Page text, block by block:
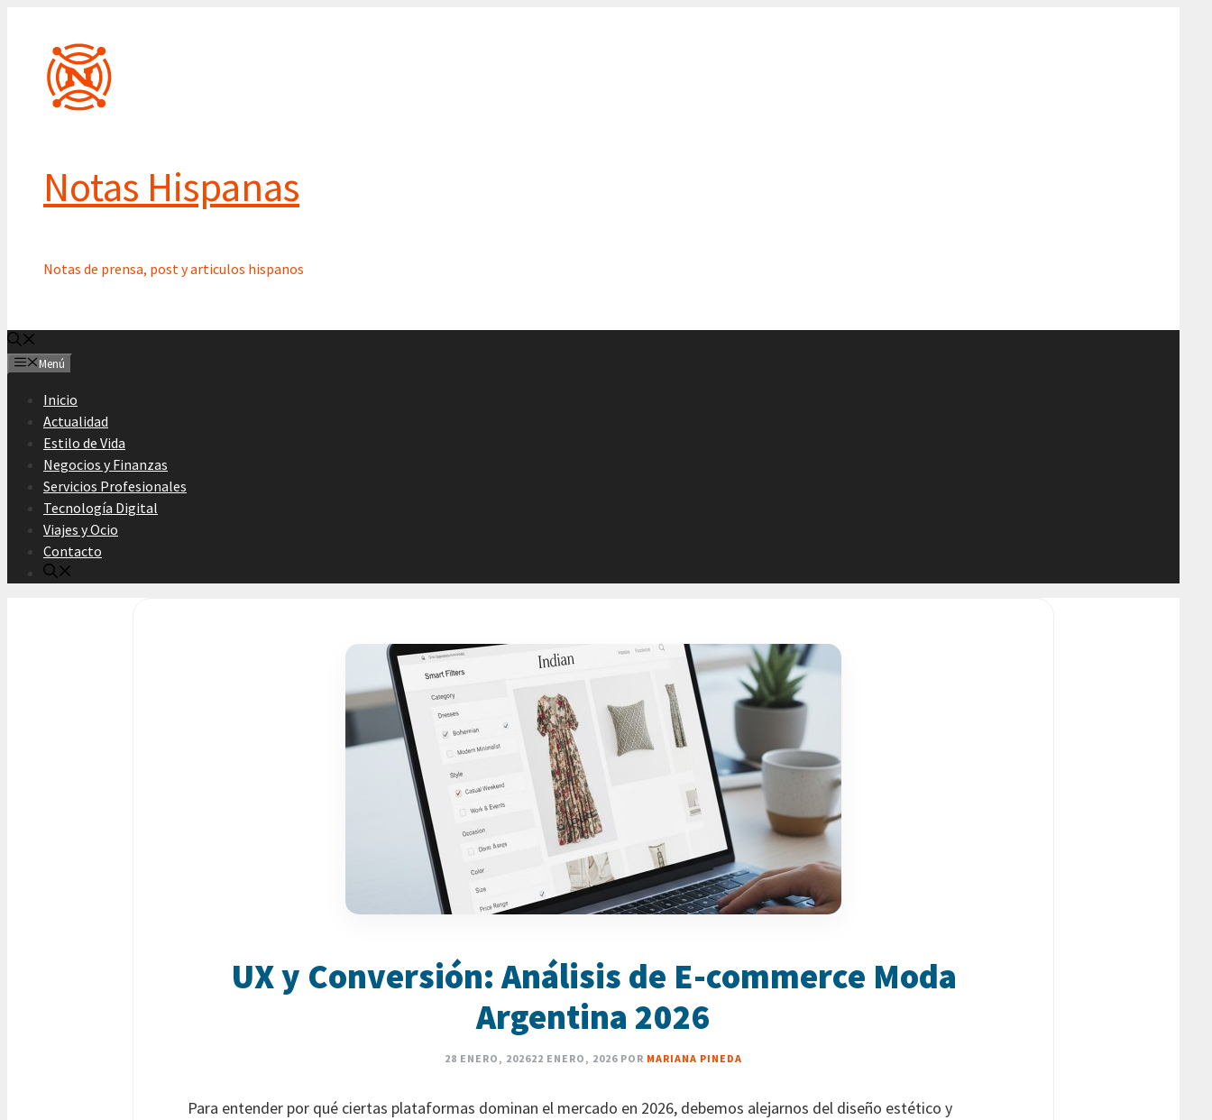
contenido
Notas Hispanas
Notas de prensa, post y articulos hispanos
Menú
Inicio
Actualidad
Estilo de Vida
Negocios y Finanzas
Servicios Profesionales
Tecnología Digital
Viajes y Ocio
Contacto
UX y Conversión: Análisis de E-commerce Moda
Argentina 2026
28 ENERO, 202622 ENERO, 2026 POR MARIANA PINEDA
Para entender por qué ciertas plataformas dominan el mercado en 2026, debemos alejarnos del diseño estético y